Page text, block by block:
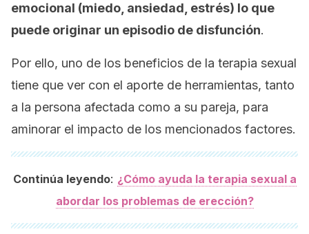
emocional (miedo, ansiedad, estrés) lo que
puede originar un episodio de disfunción.
Por ello, uno de los beneficios de la terapia sexual
tiene que ver con el aporte de herramientas, tanto
a la persona afectada como a su pareja, para
aminorar el impacto de los mencionados factores.
Continúa leyendo: ¿Cómo ayuda la terapia sexual a
abordar los problemas de erección?